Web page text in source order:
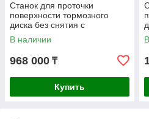
Станок для проточки
поверхности тормозного
диска без снятия с
автомобиля Sivik КС-802
В наличии
968 000 ₸
Купить